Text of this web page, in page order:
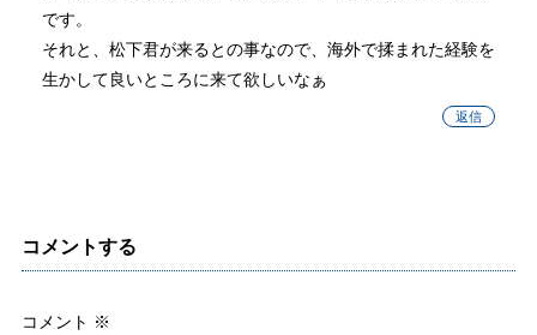
です。
それと、松下君が来るとの事なので、海外で揉まれた経験を
生かして良いところに来て欲しいなぁ
返信
コメントする
コメント ※